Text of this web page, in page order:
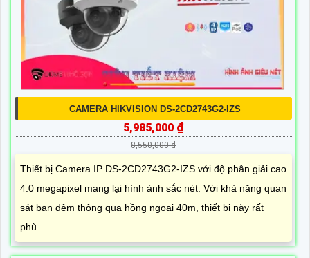
CAMERA HIKVISION DS-2CD2743G2-IZS
5,985,000 ₫
8,550,000 ₫
Thiết bị Camera IP DS-2CD2743G2-IZS với độ phân giải cao
4.0 megapixel mang lại hình ảnh sắc nét. Với khả năng quan
sát ban đêm thông qua hồng ngoại 40m, thiết bị này rất
phù...